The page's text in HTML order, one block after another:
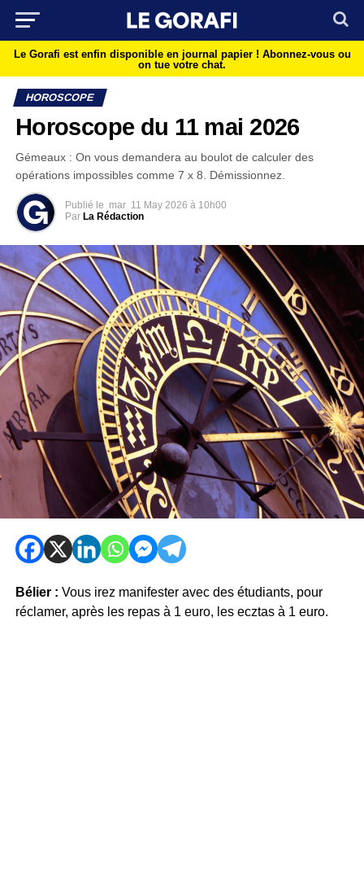
Le Gorafi est enfin disponible en journal papier ! Abonnez-vous ou
on tue votre chat.
HOROSCOPE
Horoscope du 11 mai 2026
Gémeaux : On vous demandera au boulot de calculer des
opérations impossibles comme 7 x 8. Démissionnez.
Publié le mar 11 May 2026 à 10h00
Par La Rédaction
Bélier : Vous irez manifester avec des étudiants, pour
réclamer, après les repas à 1 euro, les ecztas à 1 euro.